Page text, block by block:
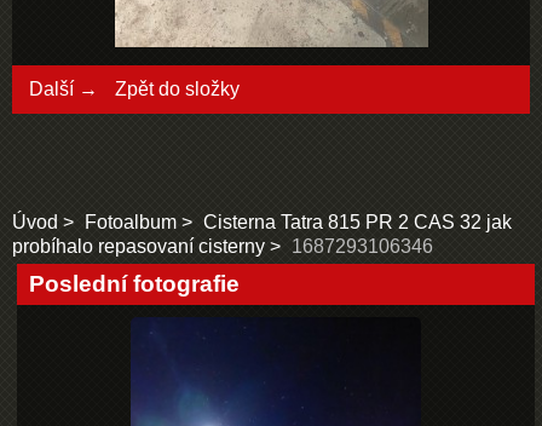
Další → Zpět do složky
Úvod Fotoalbum
Cisterna Tatra 815 PR 2 CAS 32 jak
probíhalo repasovaní cisterny
1687293106346
Poslední fotografie